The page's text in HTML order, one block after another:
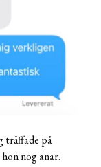
träffade på
nog anar.